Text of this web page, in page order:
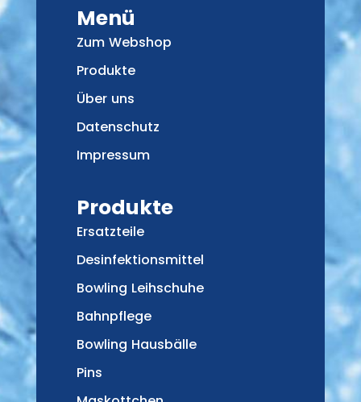
Menü
Zum Webshop
Produkte
Über uns
Datenschutz
Impressum
Produkte
Ersatzteile
Desinfektionsmittel
Bowling Leihschuhe
Bahnpflege
Bowling Hausbälle
Pins